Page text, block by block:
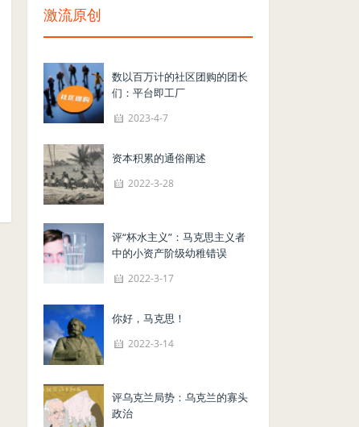
激流原创
数以百万计的社区团购的团长
们：平台即工厂
2023-4-7
资本积累的通俗阐述
2022-3-28
评“杯水主义”：马克思主义者
中的小资产阶级幼稚错误
2022-3-17
你好，马克思！
2022-3-14
评乌克兰局势：乌克兰的寡头
政治